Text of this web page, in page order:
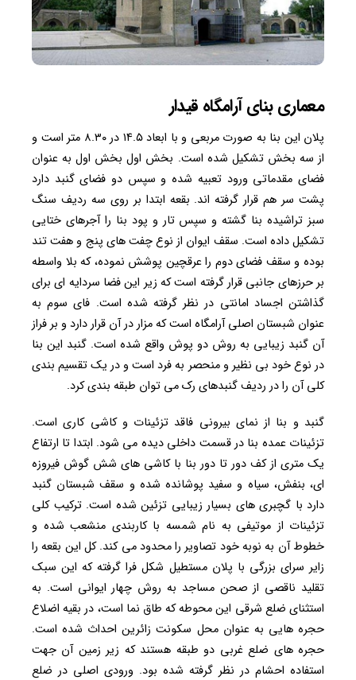
معماری بنای آرامگاه قیدار
پلان این بنا به صورت مربعی و با ابعاد ۱۴.۵ در ۸.۳۰ متر است و
از سه بخش تشکیل شده است. بخش اول بخش اول به عنوان
فضای مقدماتی ورود تعبیه شده و سپس دو فضای گنبد دارد
پشت سر هم قرار گرفته اند. بقعه ابتدا بر روی سه ردیف سنگ
سبز تراشیده بنا گشته و سپس تار و پود بنا را آجرهای ختایی
تشکیل داده است. سقف ایوان از نوع چفت های پنج و هفت تند
بوده و سقف فضای دوم را عرقچین پوشش نموده، که بلا واسطه
بر حرزهای جانبی قرار گرفته است که زیر این فضا سردایه ای برای
گذاشتن اجساد امانتی در نظر گرفته شده است. فای سوم به
عنوان شبستان اصلی آرامگاه است که مزار در آن قرار دارد و بر فراز
آن گنبد زیبایی به روش دو پوش واقع شده است. گنبد این بنا
در نوع خود بی نظیر و منحصر به فرد است و در یک تقسیم بندی
کلی آن را در ردیف گنبدهای رک می توان طبقه بندی کرد.
گنبد و بنا از نمای بیرونی فاقد تزئینات و کاشی کاری است.
تزئینات عمده بنا در قسمت داخلی دیده می شود. ابتدا تا ارتفاع
یک متری از کف دور تا دور بنا با کاشی های شش گوش فیروزه
ای، بنفش، سیاه و سفید پوشانده شده و سقف شبستان گنبد
دارد با گچبری های بسیار زیبایی تزئین شده است. ترکیب کلی
تزئینات از موتیفی به نام شمسه با کاربندی منشعب شده و
خطوط آن به نوبه خود تصاویر را محدود می کند. کل این بقعه را
زایر سرای بزرگی با پلان مستطیل شکل فرا گرفته که این سبک
تقلید ناقصی از صحن مساجد به روش چهار ایوانی است. به
استثنای ضلع شرقی این محوطه که طاق نما است، در بقیه اضلاع
حجره هایی به عنوان محل سکونت زائرین احداث شده است.
حجره های ضلع غربی دو طبقه هستند که زیر زمین آن جهت
استفاده احشام در نظر گرفته شده بود. ورودی اصلی در ضلع